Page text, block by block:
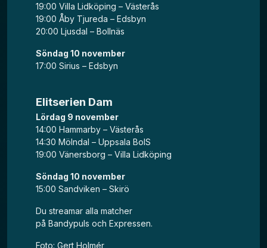
19:00 Villa Lidköping – Västerås
19:00 Åby Tjureda – Edsbyn
20:00 Ljusdal – Bollnäs
Söndag 10 november
17:00 Sirius – Edsbyn
Elitserien Dam
Lördag 9 november
14:00 Hammarby – Västerås
14:30 Mölndal – Uppsala BoIS
19:00 Vänersborg – Villa Lidköping
Söndag 10 november
15:00 Sandviken – Skirö
Du streamar alla matcher
på Bandypuls och Expressen.
Foto: Gert Holmér